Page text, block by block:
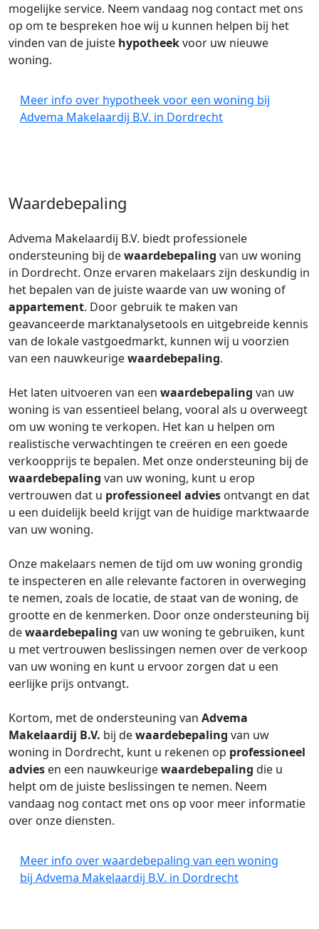
mogelijke service. Neem vandaag nog contact met ons
op om te bespreken hoe wij u kunnen helpen bij het
vinden van de juiste hypotheekvoor uw nieuwe
woning.
Meer info over hypotheek voor een woning bij
Advema Makelaardij B.V. in Dordrecht
Waardebepaling
Advema Makelaardij B.V. biedt professionele
ondersteuning bij dewaardebepaling van uw woning
in Dordrecht. Onze ervaren makelaars zijn deskundig in
het bepalen van de juiste waarde van uw woning of
appartement. Door gebruik te maken van
geavanceerde marktanalysetools en uitgebreide kennis
van de lokale vastgoedmarkt, kunnen wij u voorzien
van een nauwkeurigewaardebepaling.
Het laten uitvoeren van een waardebepaling van uw
woning is van essentieel belang, vooral als u overweegt
om uw woning te verkopen. Het kan u helpen om
realistische verwachtingen te creëren en een goede
verkoopprijs te bepalen. Met onze ondersteuning bij de
waardebepaling van uw woning, kunt u erop
vertrouwen dat u professioneel advies ontvangt en dat
u een duidelijk beeld krijgt van de huidige marktwaarde
van uw woning.
Onze makelaars nemen de tijd om uw woning grondig
te inspecteren en alle relevante factoren in overweging
te nemen, zoals de locatie, de staat van de woning, de
grootte en de kenmerken. Door onze ondersteuning bij
dewaardebepaling van uw woning te gebruiken, kunt
u met vertrouwen beslissingen nemen over de verkoop
van uw woning en kunt u ervoor zorgen dat u een
eerlijke prijs ontvangt.
Kortom, met de ondersteuning van Advema
Makelaardij B.V. bij dewaardebepaling van uw
woning in Dordrecht, kunt u rekenen op professioneel
advies en een nauwkeurigewaardebepaling die u
helpt om de juiste beslissingen te nemen. Neem
vandaag nog contact met ons op voor meer informatie
over onze diensten.
Meer info over waardebepaling van een woning
bij Advema Makelaardij B.V. in Dordrecht